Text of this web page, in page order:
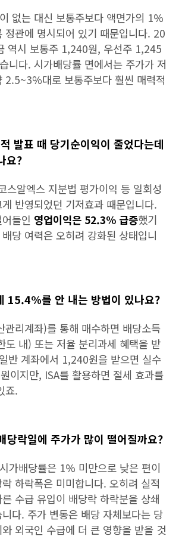
없는 대신 보통주보다 액면가의 1%
정관에 명시되어 있기 때문입니다. 20
역시 보통주 1,240원, 우선주 1,245
니다. 시가배당률 면에서는 주가가 저
2.5~3%대로 보통주보다 훨씬 매력적
발표 때 당기순이익이 줄었다는데
요?
스알엑스 지분법 평가이익 등 일회성
반영되었던 기저효과 때문입니다.
들인 영업이익은 52.3% 급증했기
당 여력은 오히려 강화된 상태입니
15.4%를 안 내는 방법이 있나요?
관리계좌)를 통해 매수하면 배당소득
도 내) 또는 저율 분리과세 혜택을 받
반 계좌에서 1,240원을 받으면 실수
이지만, ISA를 활용하면 절세 효과를
죠.
락일에 주가가 많이 떨어질까요?
가배당률은 1% 미만으로 낮은 편이
하락폭은 미미합니다. 오히려 실적
수급 유입이 배당락 하락분을 상쇄
다. 주가 변동은 배당 자체보다는 당
외국인 수급에 더 큰 영향을 받을 것